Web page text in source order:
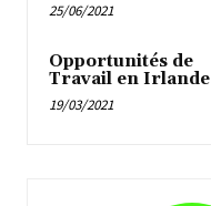
25/06/2021
Opportunités de
Travail en Irlande
19/03/2021